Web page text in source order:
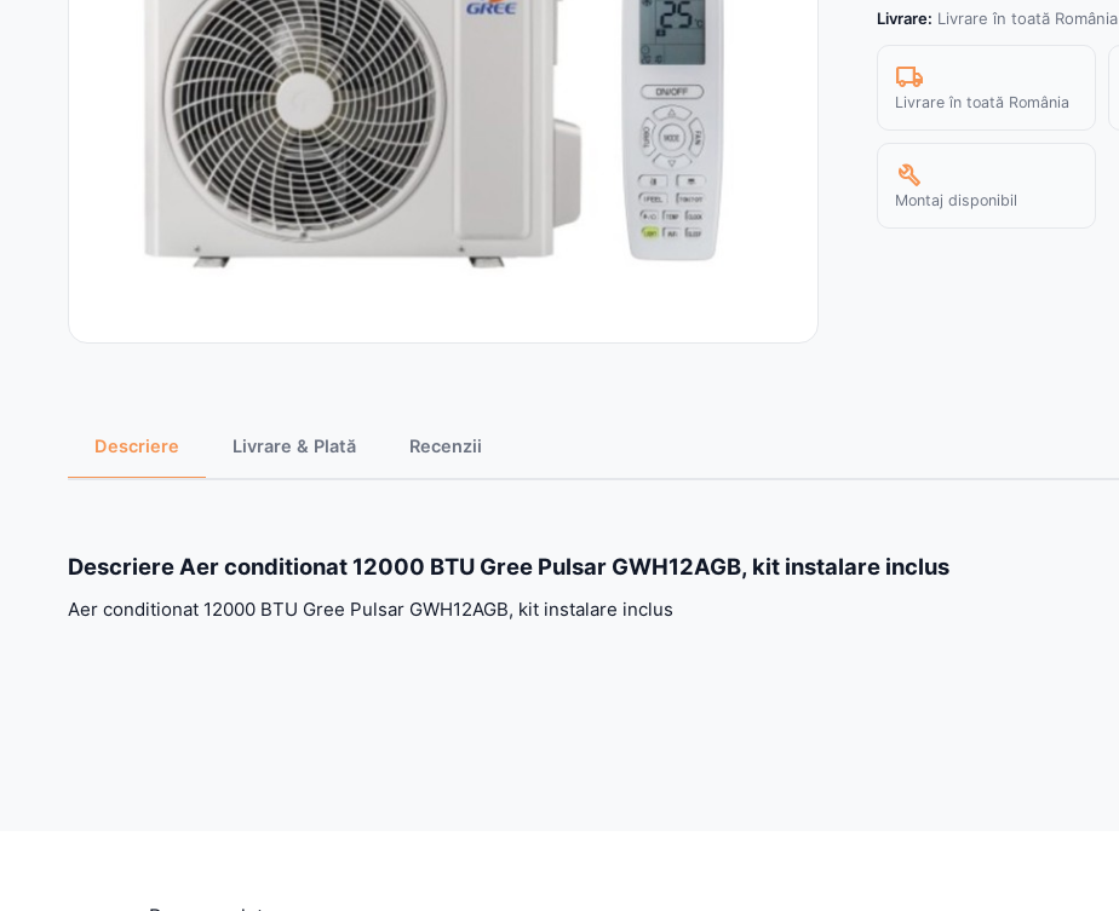
Livrare: Livrare în toată România
local_shipping
Livrare în toată România
build
Montaj disponibil
Descriere Livrare & Plată Recenzii
Descriere Aer conditionat 12000 BTU Gree Pulsar GWH12AGB, kit instalare inclus
Aer conditionat 12000 BTU Gree Pulsar GWH12AGB, kit instalare inclus